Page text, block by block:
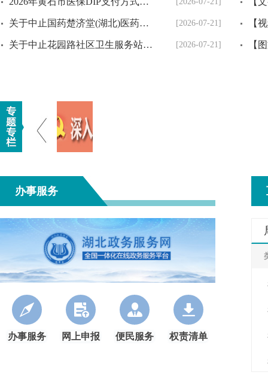
[2026-07-21]
关于中止国药楚济堂(湖北)医药连锁有限公司黄...
[2026-07-21]
关于中止花园路社区卫生服务站等2家定点医药...
办事服务
办事服务 网上申报 便民服务 权责清单